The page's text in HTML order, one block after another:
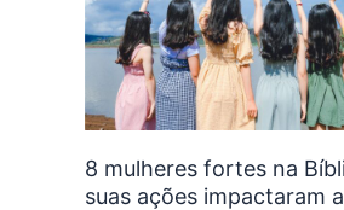
8 mulheres fortes na
suas ações impactaram